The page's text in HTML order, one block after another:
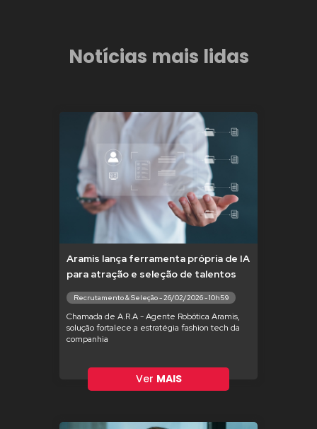
Notícias mais lidas
Aramis lança ferramenta própria de IA
para atração e seleção de talentos
Recrutamento & Seleção - 26/02/2026 - 10h59
Chamada de A.R.A - Agente Robótica Aramis,
solução fortalece a estratégia fashion tech da
companhia
Ver MAIS